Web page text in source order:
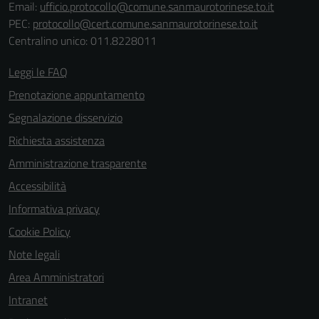
Email: ufficio.protocollo@comune.sanmaurotorinese.to.it
PEC: protocollo@cert.comune.sanmaurotorinese.to.it
Centralino unico: 011.8228011
Leggi le FAQ
Prenotazione appuntamento
Segnalazione disservizio
Richiesta assistenza
Amministrazione trasparente
Accessibilità
Informativa privacy
Cookie Policy
Note legali
Area Amministratori
Intranet
informazioni
personali.